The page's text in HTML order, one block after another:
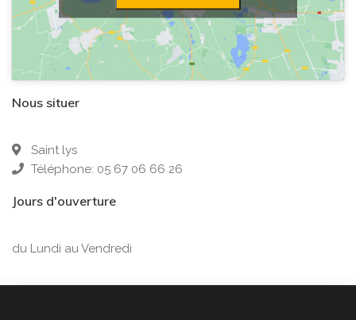
Nous situer
Saint lys
Téléphone: 05 67 06 66 26
Jours d'ouverture
du Lundi au Vendredi